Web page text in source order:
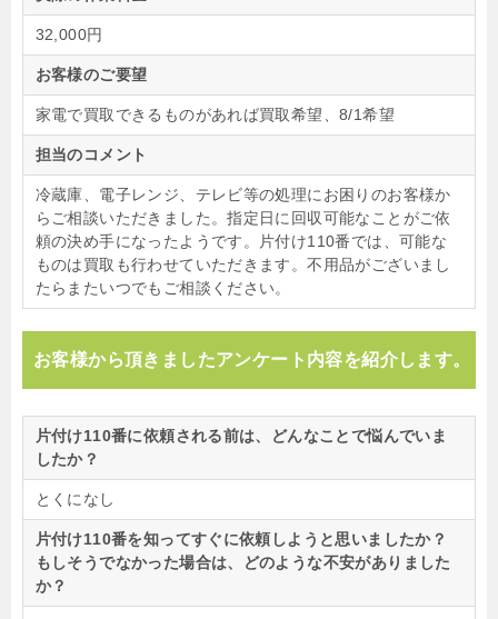
32,000円
お客様のご要望
家電で買取できるものがあれば買取希望、8/1希望
担当のコメント
冷蔵庫、電子レンジ、テレビ等の処理にお困りのお客様か
らご相談いただきました。指定日に回収可能なことがご依
頼の決め手になったようです。片付け110番では、可能な
ものは買取も行わせていただきます。不用品がございまし
たらまたいつでもご相談ください。
お客様から頂きましたアンケート内容を紹介します。
片付け110番に依頼される前は、どんなことで悩んでいま
したか？
とくになし
片付け110番を知ってすぐに依頼しようと思いましたか？
もしそうでなかった場合は、どのような不安がありました
か？